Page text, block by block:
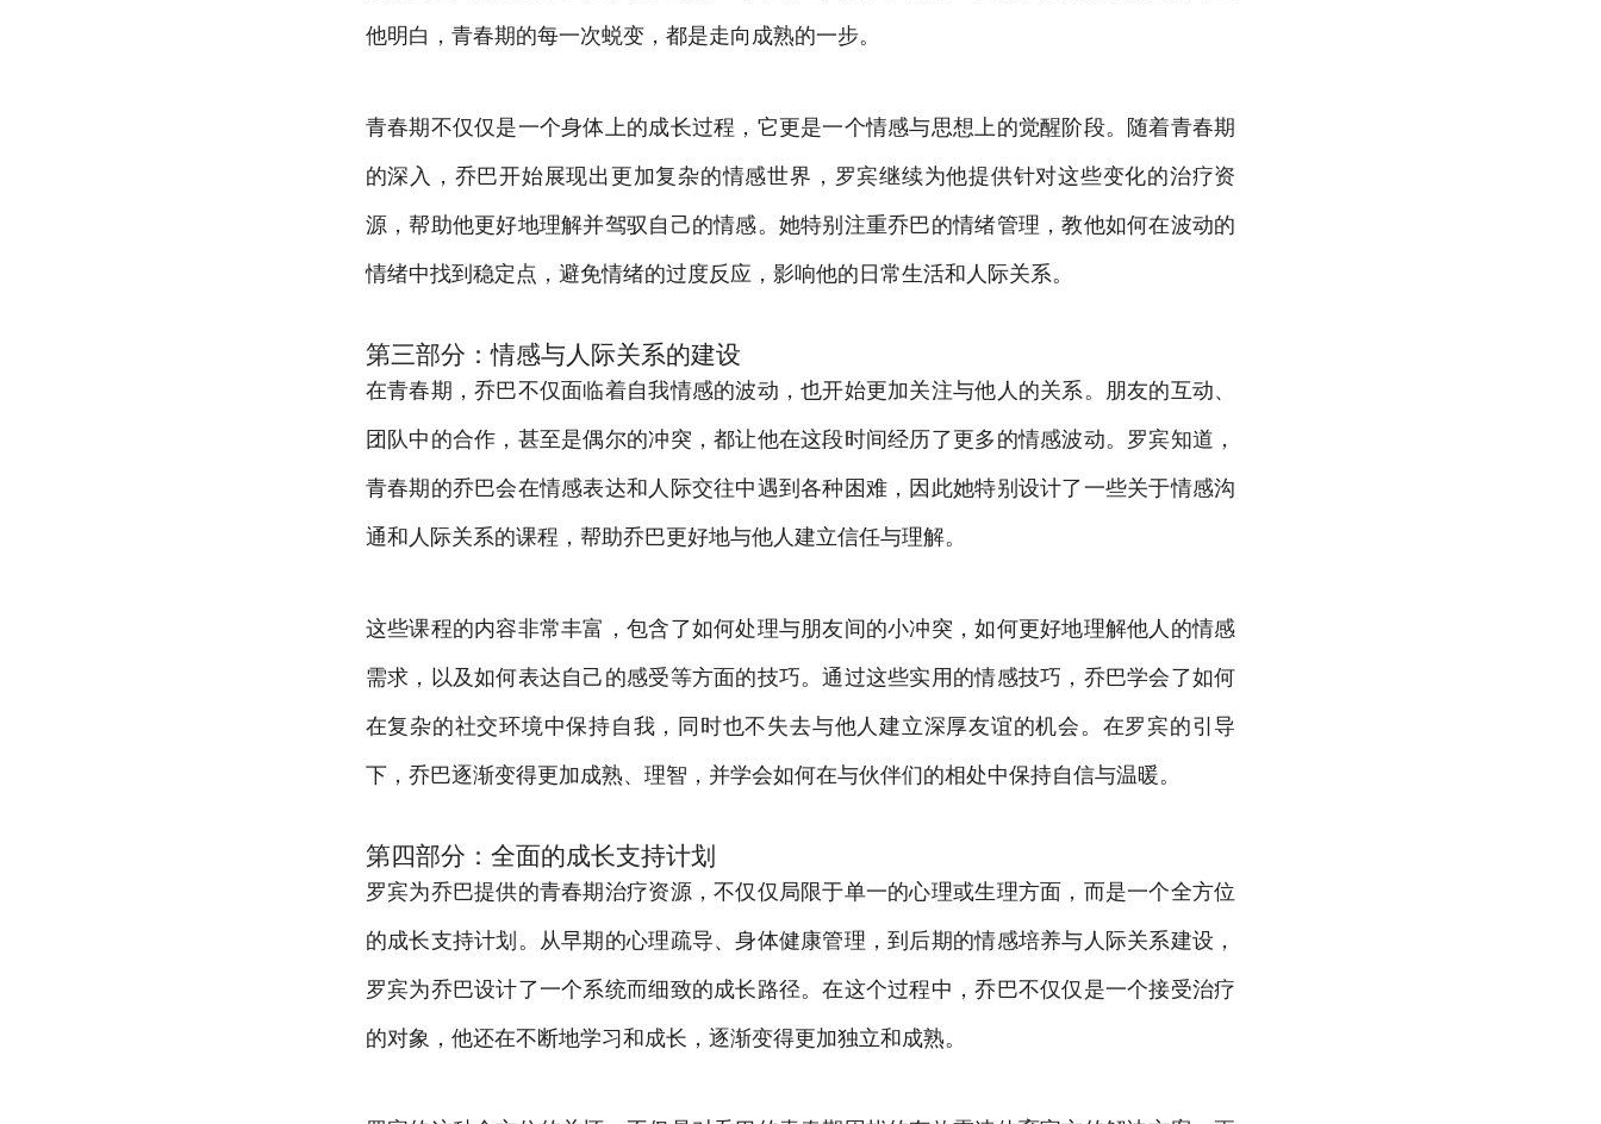
他明白，青春期的每一次蜕变，都是走向成熟的一步。
青春期不仅仅是一个身体上的成长过程，它更是一个情感与思想上的觉醒阶段。随着青春期
的深入，乔巴开始展现出更加复杂的情感世界，罗宾继续为他提供针对这些变化的治疗资
源，帮助他更好地理解并驾驭自己的情感。她特别注重乔巴的情绪管理，教他如何在波动的
情绪中找到稳定点，避免情绪的过度反应，影响他的日常生活和人际关系。
第三部分：情感与人际关系的建设
在青春期，乔巴不仅面临着自我情感的波动，也开始更加关注与他人的关系。朋友的互动、
团队中的合作，甚至是偶尔的冲突，都让他在这段时间经历了更多的情感波动。罗宾知道，
青春期的乔巴会在情感表达和人际交往中遇到各种困难，因此她特别设计了一些关于情感沟
通和人际关系的课程，帮助乔巴更好地与他人建立信任与理解。
这些课程的内容非常丰富，包含了如何处理与朋友间的小冲突，如何更好地理解他人的情感
需求，以及如何表达自己的感受等方面的技巧。通过这些实用的情感技巧，乔巴学会了如何
在复杂的社交环境中保持自我，同时也不失去与他人建立深厚友谊的机会。在罗宾的引导
下，乔巴逐渐变得更加成熟、理智，并学会如何在与伙伴们的相处中保持自信与温暖。
第四部分：全面的成长支持计划
罗宾为乔巴提供的青春期治疗资源，不仅仅局限于单一的心理或生理方面，而是一个全方位
的成长支持计划。从早期的心理疏导、身体健康管理，到后期的情感培养与人际关系建设，
罗宾为乔巴设计了一个系统而细致的成长路径。在这个过程中，乔巴不仅仅是一个接受治疗
的对象，他还在不断地学习和成长，逐渐变得更加独立和成熟。